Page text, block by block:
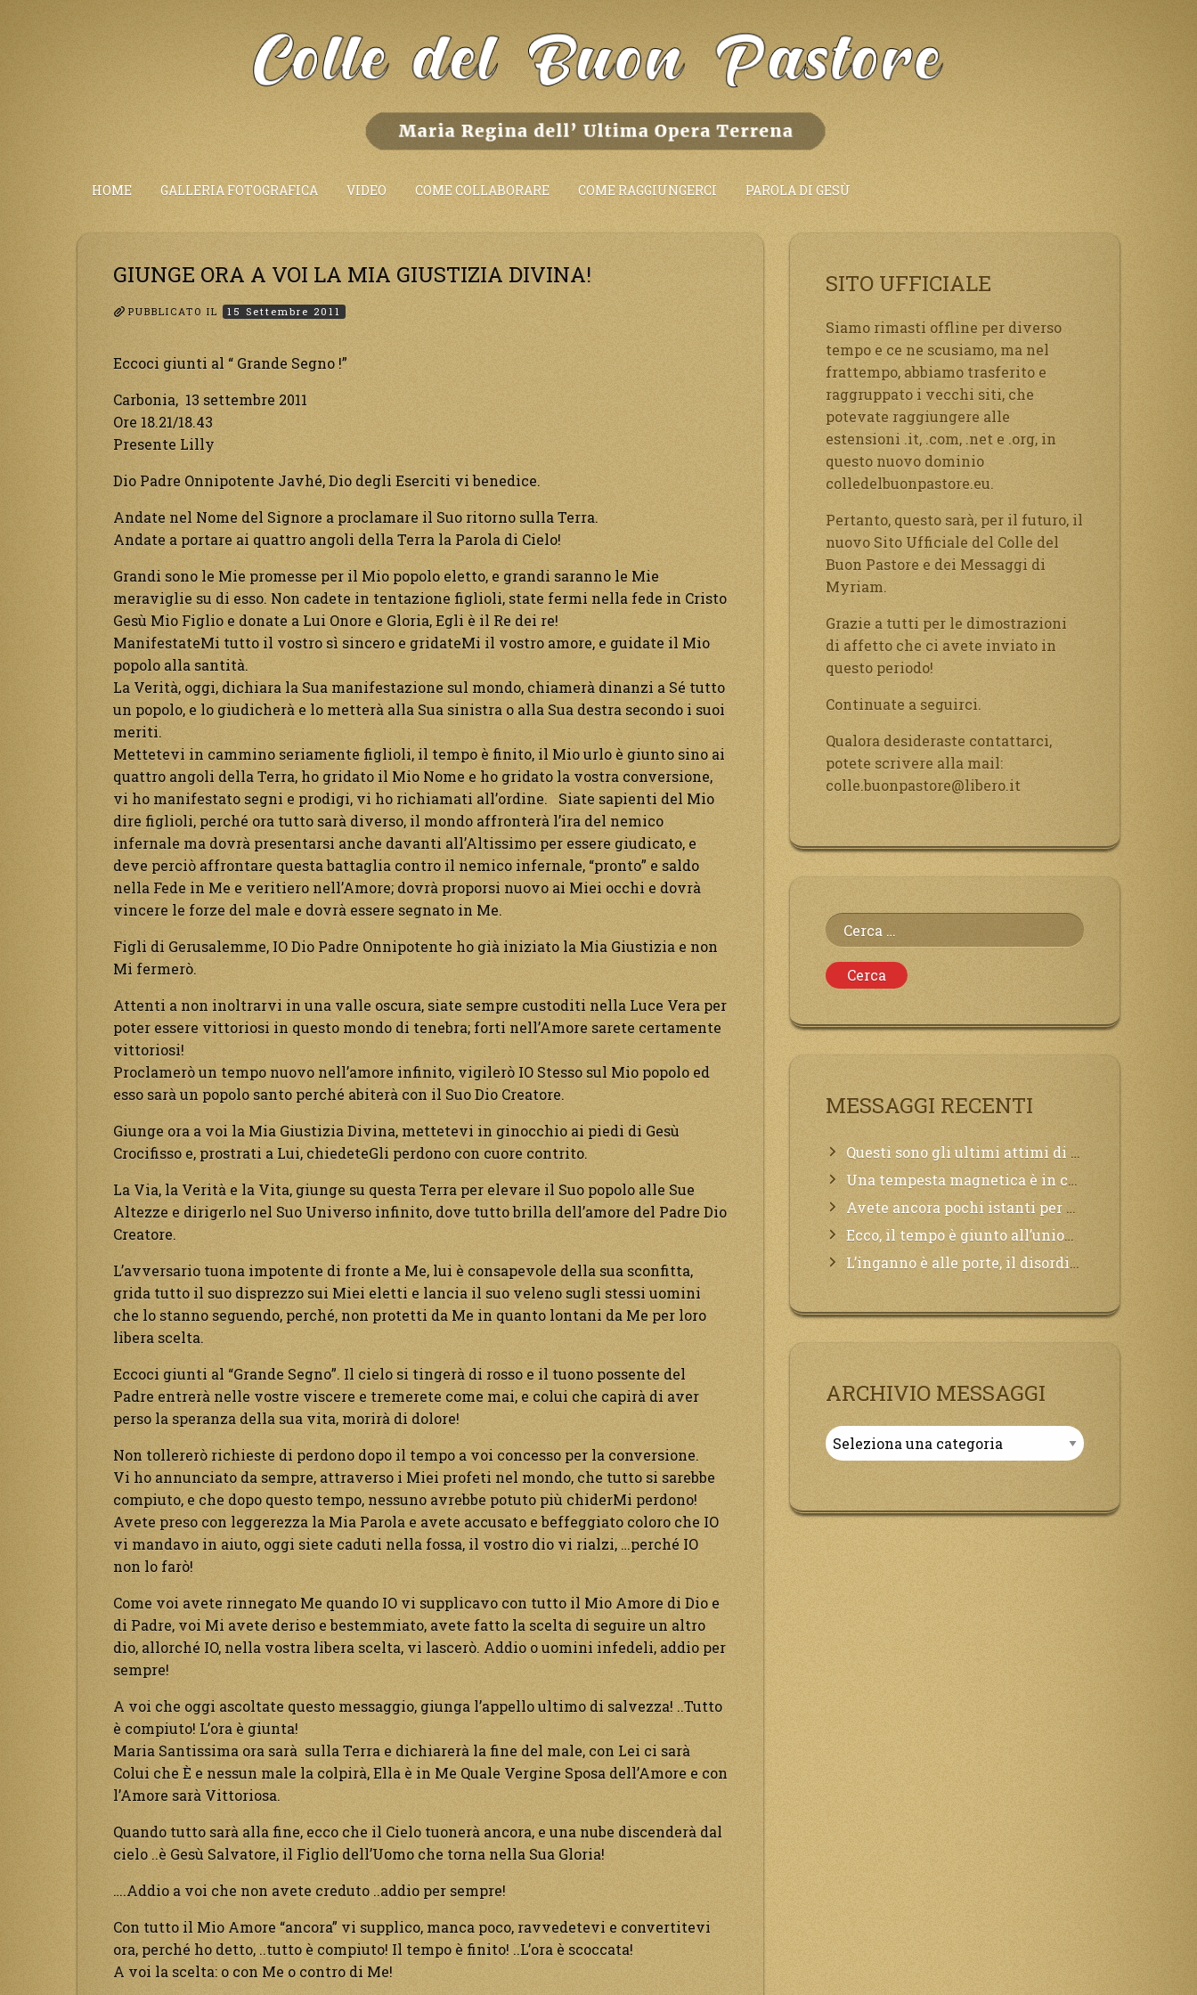
HOME GALLERIA FOTOGRAFICA VIDEO COME COLLABORARE COME RAGGIUNGERCI PAROLA DI GESÙ
GIUNGE ORA A VOI LA MIA GIUSTIZIA DIVINA!
PUBBLICATO IL 15 Settembre 2011
Eccoci giunti al “ Grande Segno !”
Carbonia, 13 settembre 2011
Ore 18.21/18.43
Presente Lilly
Dio Padre Onnipotente Javhé, Dio degli Eserciti vi benedice.
Andate nel Nome del Signore a proclamare il Suo ritorno sulla Terra.
Andate a portare ai quattro angoli della Terra la Parola di Cielo!
Grandi sono le Mie promesse per il Mio popolo eletto, e grandi saranno le Mie
meraviglie su di esso. Non cadete in tentazione figlioli, state fermi nella fede in Cristo
Gesù Mio Figlio e donate a Lui Onore e Gloria, Egli è il Re dei re!
ManifestateMi tutto il vostro sì sincero e gridateMi il vostro amore, e guidate il Mio
popolo alla santità.
La Verità, oggi, dichiara la Sua manifestazione sul mondo, chiamerà dinanzi a Sé tutto
un popolo, e lo giudicherà e lo metterà alla Sua sinistra o alla Sua destra secondo i suoi
meriti.
Mettetevi in cammino seriamente figlioli, il tempo è finito, il Mio urlo è giunto sino ai
quattro angoli della Terra, ho gridato il Mio Nome e ho gridato la vostra conversione,
vi ho manifestato segni e prodigi, vi ho richiamati all’ordine. Siate sapienti del Mio
dire figlioli, perché ora tutto sarà diverso, il mondo affronterà l’ira del nemico
infernale ma dovrà presentarsi anche davanti all’Altissimo per essere giudicato, e
deve perciò affrontare questa battaglia contro il nemico infernale, “pronto” e saldo
nella Fede in Me e veritiero nell’Amore; dovrà proporsi nuovo ai Miei occhi e dovrà
vincere le forze del male e dovrà essere segnato in Me.
Figli di Gerusalemme, IO Dio Padre Onnipotente ho già iniziato la Mia Giustizia e non
Mi fermerò.
Attenti a non inoltrarvi in una valle oscura, siate sempre custoditi nella Luce Vera per
poter essere vittoriosi in questo mondo di tenebra; forti nell’Amore sarete certamente
vittoriosi!
Proclamerò un tempo nuovo nell’amore infinito, vigilerò IO Stesso sul Mio popolo ed
esso sarà un popolo santo perché abiterà con il Suo Dio Creatore.
Giunge ora a voi la Mia Giustizia Divina, mettetevi in ginocchio ai piedi di Gesù
Crocifisso e, prostrati a Lui, chiedeteGli perdono con cuore contrito.
La Via, la Verità e la Vita, giunge su questa Terra per elevare il Suo popolo alle Sue
Altezze e dirigerlo nel Suo Universo infinito, dove tutto brilla dell’amore del Padre Dio
Creatore.
L’avversario tuona impotente di fronte a Me, lui è consapevole della sua sconfitta,
grida tutto il suo disprezzo sui Miei eletti e lancia il suo veleno sugli stessi uomini
che lo stanno seguendo, perché, non protetti da Me in quanto lontani da Me per loro
libera scelta.
Eccoci giunti al “Grande Segno”. Il cielo si tingerà di rosso e il tuono possente del
Padre entrerà nelle vostre viscere e tremerete come mai, e colui che capirà di aver
perso la speranza della sua vita, morirà di dolore!
Non tollererò richieste di perdono dopo il tempo a voi concesso per la conversione.
Vi ho annunciato da sempre, attraverso i Miei profeti nel mondo, che tutto si sarebbe
compiuto, e che dopo questo tempo, nessuno avrebbe potuto più chiderMi perdono!
Avete preso con leggerezza la Mia Parola e avete accusato e beffeggiato coloro che IO
vi mandavo in aiuto, oggi siete caduti nella fossa, il vostro dio vi rialzi, …perché IO
non lo farò!
Come voi avete rinnegato Me quando IO vi supplicavo con tutto il Mio Amore di Dio e
di Padre, voi Mi avete deriso e bestemmiato, avete fatto la scelta di seguire un altro
dio, allorché IO, nella vostra libera scelta, vi lascerò. Addio o uomini infedeli, addio per
sempre!
A voi che oggi ascoltate questo messaggio, giunga l’appello ultimo di salvezza! ..Tutto
è compiuto! L’ora è giunta!
Maria Santissima ora sarà sulla Terra e dichiarerà la fine del male, con Lei ci sarà
Colui che È e nessun male la colpirà, Ella è in Me Quale Vergine Sposa dell’Amore e con
l’Amore sarà Vittoriosa.
Quando tutto sarà alla fine, ecco che il Cielo tuonerà ancora, e una nube discenderà dal
cielo ..è Gesù Salvatore, il Figlio dell’Uomo che torna nella Sua Gloria!
….Addio a voi che non avete creduto ..addio per sempre!
Con tutto il Mio Amore “ancora” vi supplico, manca poco, ravvedetevi e convertitevi
ora, perché ho detto, ..tutto è compiuto! Il tempo è finito! ..L’ora è scoccata!
A voi la scelta: o con Me o contro di Me!
SITO UFFICIALE
Siamo rimasti offline per diverso
tempo e ce ne scusiamo, ma nel
frattempo, abbiamo trasferito e
raggruppato i vecchi siti, che
potevate raggiungere alle
estensioni .it, .com, .net e .org, in
questo nuovo dominio
colledelbuonpastore.eu.
Pertanto, questo sarà, per il futuro, il
nuovo Sito Ufficiale del Colle del
Buon Pastore e dei Messaggi di
Myriam.
Grazie a tutti per le dimostrazioni
di affetto che ci avete inviato in
questo periodo!
Continuate a seguirci.
Qualora desideraste contattarci,
potete scrivere alla mail:
colle.buonpastore@libero.it
Ricerca
per:
MESSAGGI RECENTI
Questi sono gli ultimi attimi di vita, chi si vuole salvare Mi chiami in suo aiuto.
Una tempesta magnetica è in corso, questa generazione patirà. Il black out non tarderà ad arrivare e tutta la Terra sarà oscurata.
Avete ancora pochi istanti per convertirvi, non perdete tempo, la sciagura arriverà all’improvviso e per chi non si sarà preparato saranno dolori.
Ecco, il tempo è giunto all’unione del Padre con il figlio, non avete che da attendere pochissimo.
L’inganno è alle porte, il disordine degli ordinati urlerà perdono, ma sarà troppo tardi, il tradimento è stato grande!
ARCHIVIO MESSAGGI
Archivio
Messaggi